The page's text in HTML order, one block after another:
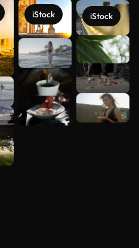
iStock iStock
Voir plus